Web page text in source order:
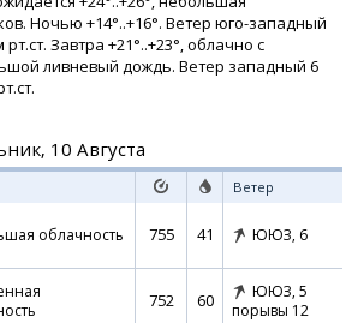
Ночью +14°..+16°. Ветер юго-западный
Завтра +21°..+23°, облачно с
ливневый дождь. Ветер западный 6
10 Августа
Ветер
облачность 755 41 ЮЮЗ, 6
752 60 ЮЮЗ, 5
порывы 12